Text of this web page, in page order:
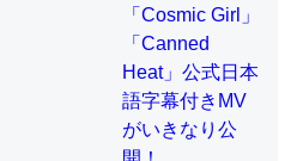
４年。でたまに覗いてる。ぼ
策中。あと、Googleマップで
池残量や充電中かが分かるので